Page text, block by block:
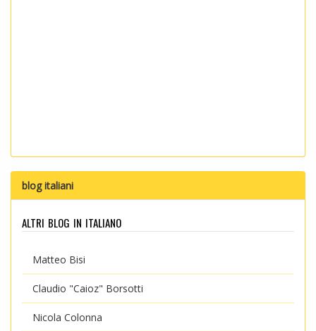
blog italiani
altri blog in italiano
Matteo Bisi
Claudio "Caioz" Borsotti
Nicola Colonna